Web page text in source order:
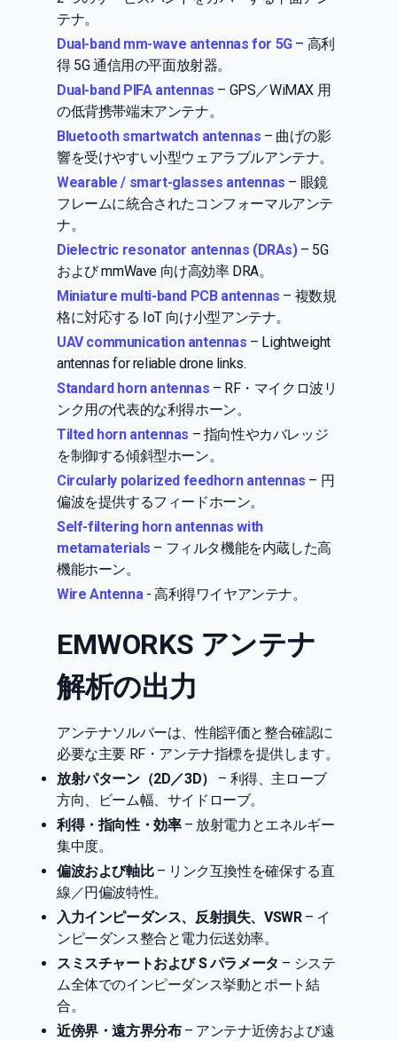
テナ。
Dual-band mm-wave antennas for 5G – 高利
得 5G 通信用の平面放射器。
Dual-band PIFA antennas – GPS／WiMAX 用
の低背携帯端末アンテナ。
Bluetooth smartwatch antennas – 曲げの影
響を受けやすい小型ウェアラブルアンテナ。
Wearable / smart-glasses antennas – 眼鏡
フレームに統合されたコンフォーマルアンテ
ナ。
Dielectric resonator antennas (DRAs)– 5G
および mmWave 向け高効率 DRA。
Miniature multi-band PCB antennas – 複数規
格に対応する IoT 向け小型アンテナ。
UAV communication antennas – Lightweight
antennas for reliable drone links.
Standard horn antennas – RF・マイクロ波リ
ンク用の代表的な利得ホーン。
Tilted horn antennas – 指向性やカバレッジ
を制御する傾斜型ホーン。
Circularly polarized feedhorn antennas – 円
偏波を提供するフィードホーン。
Self-filtering horn antennas with
metamaterials – フィルタ機能を内蔵した高
機能ホーン。
Wire Antenna- 高利得ワイヤアンテナ。
EMWORKS アンテナ
解析の出力
アンテナソルバーは、性能評価と整合確認に
必要な主要 RF・アンテナ指標を提供します。
放射パターン（2D／3D）
– 利得、主ローブ
方向、ビーム幅、サイドローブ。
利得・指向性・効率– 放射電力とエネルギー
集中度。
偏波および軸比– リンク互換性を確保する直
線／円偏波特性。
入力インピーダンス、反射損失、VSWR– イ
ンピーダンス整合と電力伝送効率。
スミスチャートおよび S パラメータ – システ
ム全体でのインピーダンス挙動とポート結
合。
近傍界・遠方界分布– アンテナ近傍および遠